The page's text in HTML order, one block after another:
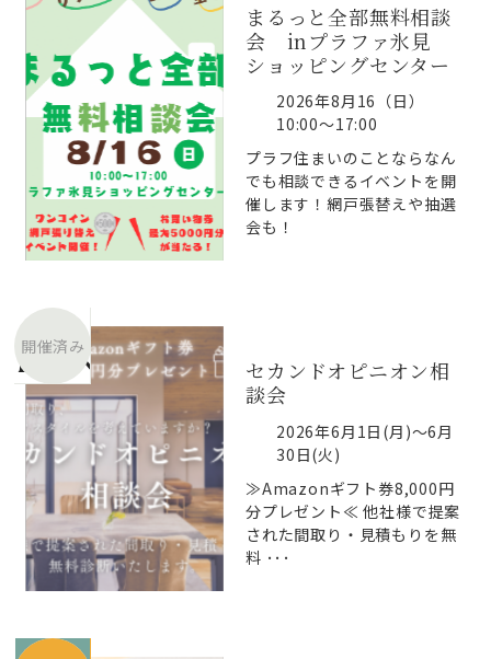
まるっと全部無料相談
会 inプラファ氷見
ショッピングセンター
2026年8月16（日）
10:00～17:00
プラフ住まいのことならなん
でも相談できるイベントを開
催します！網戸張替えや抽選
会も！
開催済み
セカンドオピニオン相
談会
2026年6月1日(月)～6月
30日(火)
≫Amazonギフト券8,000円
分プレゼント≪ 他社様で提案
された間取り・見積もりを無
料 ･･･